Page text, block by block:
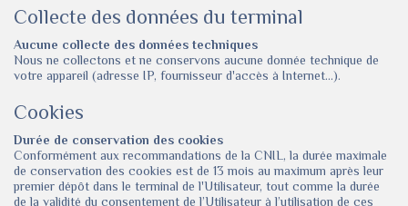
Collecte des données du terminal
Aucune collecte des données techniques
Nous ne collectons et ne conservons aucune donnée technique de
votre appareil (adresse IP, fournisseur d'accès à Internet...).
Cookies
Durée de conservation des cookies
Conformément aux recommandations de la CNIL, la durée maximale
de conservation des cookies est de 13 mois au maximum après leur
premier dépôt dans le terminal de l'Utilisateur, tout comme la durée
de la validité du consentement de l’Utilisateur à l’utilisation de ces